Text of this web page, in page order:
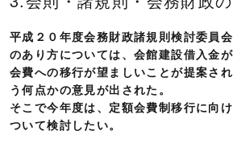
平成２０年度会務財政諸規則検討委員
のあり方については、会館建設借入金
会費への移行が望ましいことが提案さ
う何点かの意見が出された。
そこで今年度は、定額会費制移行に向
ついて検討したい。